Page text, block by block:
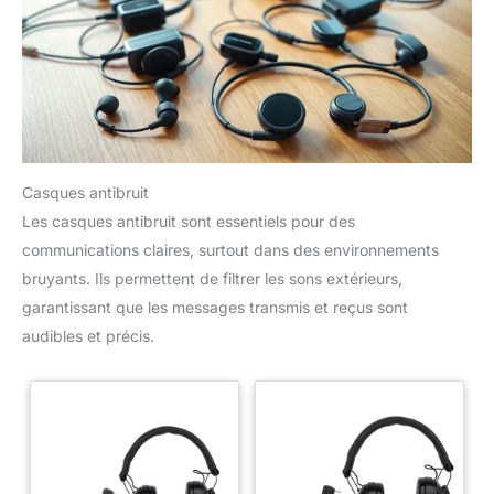
Casques antibruit
Les casques antibruit sont essentiels pour des
communications claires, surtout dans des environnements
bruyants. Ils permettent de filtrer les sons extérieurs,
garantissant que les messages transmis et reçus sont
audibles et précis.